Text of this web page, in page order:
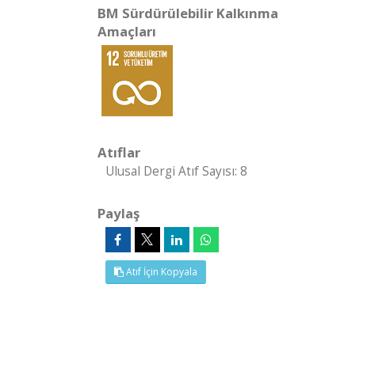
BM Sürdürülebilir Kalkınma
Amaçları
Atıflar
Ulusal Dergi Atıf Sayısı: 8
Paylaş
Atıf İçin Kopyala